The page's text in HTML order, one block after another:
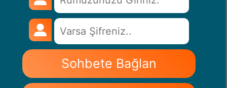
Sohbete Bağlan